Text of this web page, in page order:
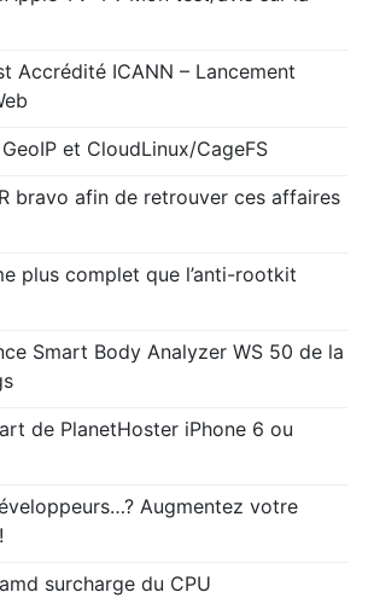
Accrédité ICANN – Lancement
et CloudLinux/CageFS
bravo afin de retrouver ces affaires
plus complet que l’anti-rootkit
Smart Body Analyzer WS 50 de la
de PlanetHoster iPhone 6 ou
Augmentez votre
surcharge du CPU